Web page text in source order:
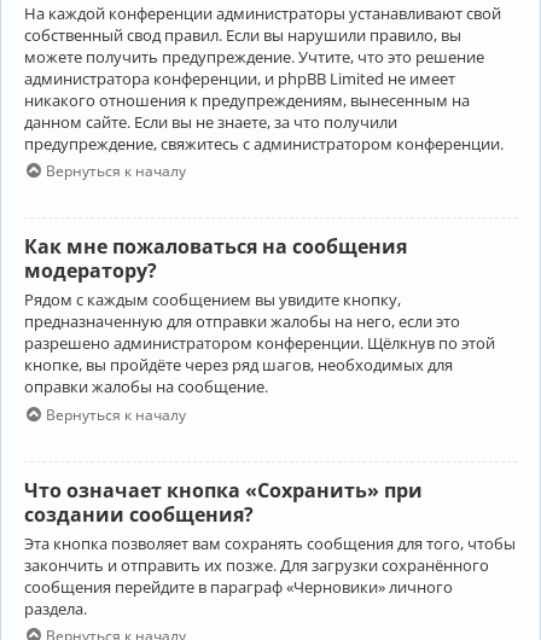
На каждой конференции администраторы устанавливают свой
собственный свод правил. Если вы нарушили правило, вы
можете получить предупреждение. Учтите, что это решение
администратора конференции, и phpBB Limited не имеет
никакого отношения к предупреждениям, вынесенным на
данном сайте. Если вы не знаете, за что получили
предупреждение, свяжитесь с администратором конференции.
Вернуться к началу
Как мне пожаловаться на сообщения
модератору?
Рядом с каждым сообщением вы увидите кнопку,
предназначенную для отправки жалобы на него, если это
разрешено администратором конференции. Щёлкнув по этой
кнопке, вы пройдёте через ряд шагов, необходимых для
оправки жалобы на сообщение.
Вернуться к началу
Что означает кнопка «Сохранить» при
создании сообщения?
Эта кнопка позволяет вам сохранять сообщения для того, чтобы
закончить и отправить их позже. Для загрузки сохранённого
сообщения перейдите в параграф «Черновики» личного
раздела.
Вернуться к началу